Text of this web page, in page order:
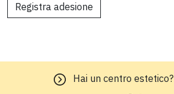
Registra adesione
Hai un centro estetico?